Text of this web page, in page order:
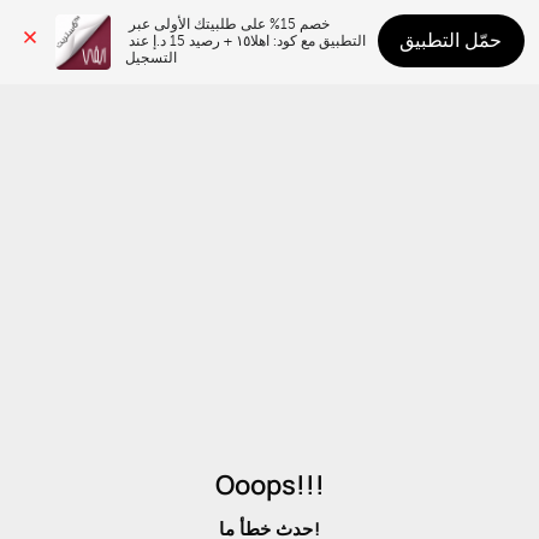
التسجيل
حمّل التطبيق
Ooops!!!
حدث خطأ ما!